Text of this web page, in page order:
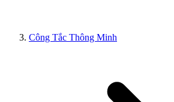
Công Tắc Thông Minh